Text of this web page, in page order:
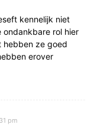
kennelijk niet
rol hier
hebben ze goed
erover
pm